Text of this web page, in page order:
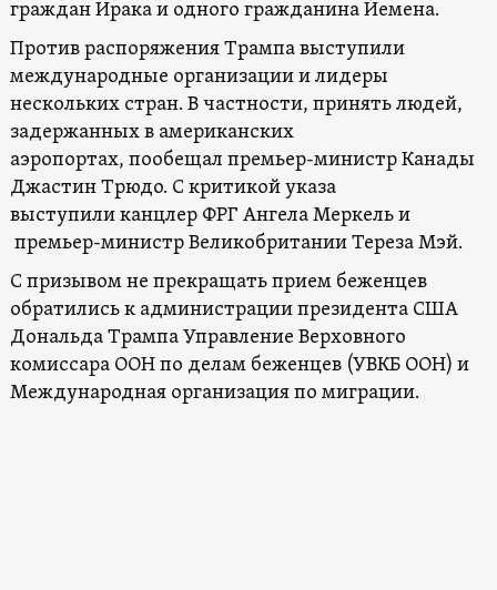
граждан Ирака и одного гражданина Йемена.
Против распоряжения Трампа выступили
международные организации илидеры
нескольких стран. В частности, принять людей,
задержанных в американских
аэропортах, пообещал премьер-министр Канады
Джастин Трюдо. С критикой указа
выступили канцлер ФРГ Ангела Меркель и
премьер-министр Великобритании Тереза Мэй.
С призывом не прекращать прием беженцев
обратились к администрации президента США
Дональда Трампа Управление Верховного
комиссара ООН по делам беженцев (УВКБ ООН) и
Международная организация по миграции.